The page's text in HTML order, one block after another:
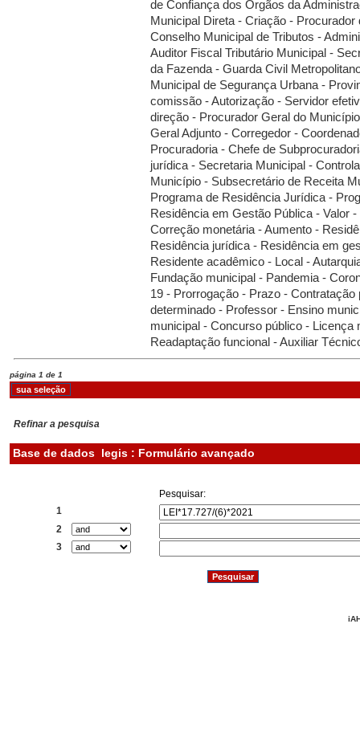
de Confiança dos Órgãos da
Municipal Direta - Criação - Procurador
Conselho Municipal de Tributos -
Auditor Fiscal Tributário Municipal -
da Fazenda - Guarda Civil
Municipal de Segurança Urbana -
comissão - Autorização - Servidor
direção - Procurador Geral do
Geral Adjunto - Corregedor -
Procuradoria - Chefe de
jurídica - Secretaria Municipal -
Município - Subsecretário de Receita
Programa de Residência Jurídica -
Residência em Gestão Pública - Valor
Correção monetária - Aumento -
Residência jurídica - Residência em
Residente acadêmico - Local -
Fundação municipal - Pandemia -
19 - Prorrogação - Prazo - Contratação
determinado - Professor - Ensino
municipal - Concurso público - Licença
Readaptação funcional - Auxiliar
página 1 de 1
Refinar a pesquisa
Base de dados legis : Formulário avançado
Pesquisar:
1
2
3